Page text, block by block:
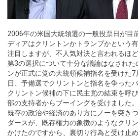
2006年の米国大統領選の一般投票日が目
ディアはクリントンかトランプかという
注目しますが、不人気対決と言われるほ
第3の選択について十分な議論はなされた
ンが正式に党の大統領候補指名を受けた
日、予備選でクリントンと指名を争った
クリントン候補の下に民主党の結束を呼
部の支持者からブーイングを受けました
既存の政治や経済のあり方にノーを突き
ダースが、既存権力の象徴のようなクリ
かけたのですから、裏切り行為と受け止